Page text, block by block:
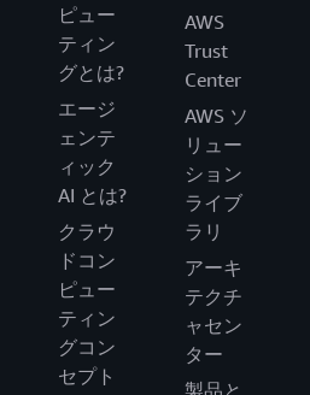
ピュー
ティン
グとは?
エージ
ェンテ
ィック
AI とは?
クラウ
ドコン
ピュー
ティン
グコン
セプト
AWS
Trust
Center
AWS ソ
リュー
ション
ライブ
ラリ
アーキ
テクチ
ャセン
ター
製品と